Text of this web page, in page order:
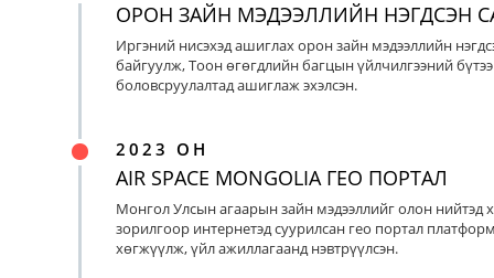
ОРОН ЗАЙН МЭДЭЭЛЛИЙН НЭГДСЭН
Иргэний нисэхэд ашиглах орон зайн мэдээллийн
байгуулж, Тоон өгөгдлийн багцын үйлчилгээний
боловсруулалтад ашиглаж эхэлсэн.
2023 ОН
AIR SPACE MONGOLIA ГЕО ПОРТАЛ
Монгол Улсын агаарын зайн мэдээллийг олон нийтэд
зорилгоор интернетэд суурилсан гео портал
хөгжүүлж, үйл ажиллагаанд нэвтрүүлсэн.